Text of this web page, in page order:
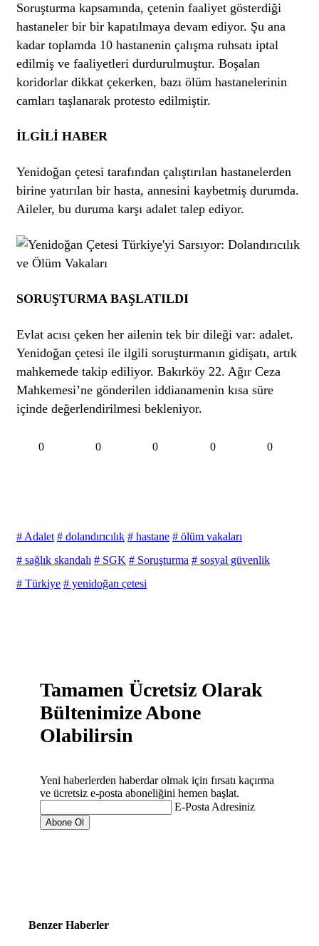
Soruşturma kapsamında, çetenin faaliyet gösterdiği
hastaneler bir bir kapatılmaya devam ediyor. Şu ana
kadar toplamda 10 hastanenin çalışma ruhsatı iptal
edilmiş ve faaliyetleri durdurulmuştur. Boşalan
koridorlar dikkat çekerken, bazı ölüm hastanelerinin
camları taşlanarak protesto edilmiştir.
İLGİLİ HABER
Yenidoğan çetesi tarafından çalıştırılan hastanelerden
birine yatırılan bir hasta, annesini kaybetmiş durumda.
Aileler, bu duruma karşı adalet talep ediyor.
SORUŞTURMA BAŞLATILDI
Evlat acısı çeken her ailenin tek bir dileği var: adalet.
Yenidoğan çetesi ile ilgili soruşturmanın gidişatı, artık
mahkemede takip ediliyor. Bakırköy 22. Ağır Ceza
Mahkemesi’ne gönderilen iddianamenin kısa süre
içinde değerlendirilmesi bekleniyor.
0 0 0 0 0
# Adalet # dolandırıcılık # hastane # ölüm vakaları
# sağlık skandalı # SGK # Soruşturma # sosyal güvenlik
# Türkiye # yenidoğan çetesi
Tamamen Ücretsiz Olarak
Bültenimize Abone
Olabilirsin
Yeni haberlerden haberdar olmak için fırsatı kaçırma
ve ücretsiz e-posta aboneliğini hemen başlat.
E-Posta Adresiniz
Benzer Haberler